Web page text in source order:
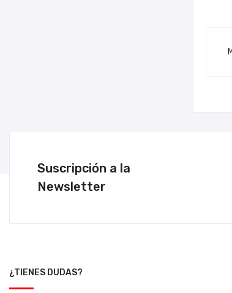
Suscripción a la
Newsletter
¿TIENES DUDAS?